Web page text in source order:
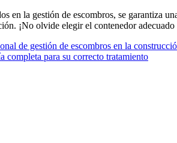
en la gestión de escombros, se garantiza
¡No olvide elegir el contenedor
de gestión de escombros en la
completa para su correcto tratamiento